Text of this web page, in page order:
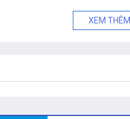
XEM THÊM